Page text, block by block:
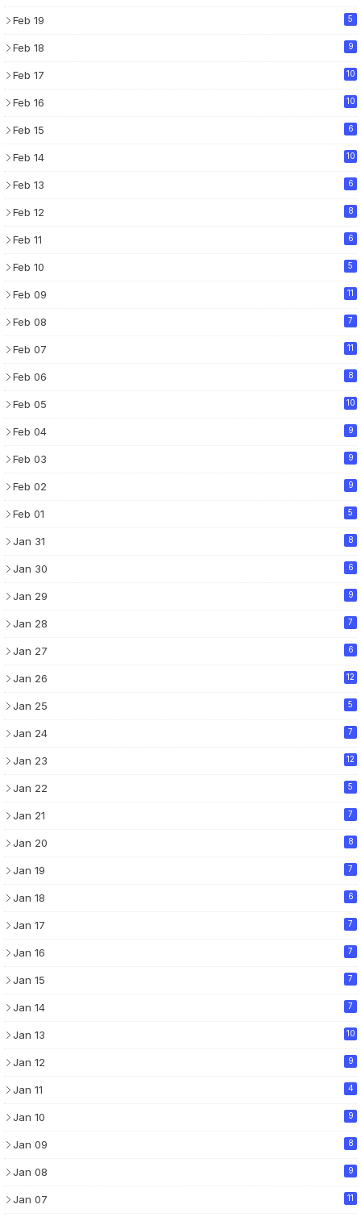
Feb 19 5
Feb 18 9
Feb 17 10
Feb 16 10
Feb 15 6
Feb 14 10
Feb 13 6
Feb 12 8
Feb 11 6
Feb 10 5
Feb 09 11
Feb 08 7
Feb 07 11
Feb 06 8
Feb 05 10
Feb 04 9
Feb 03 9
Feb 02 9
Feb 01 5
Jan 31 8
Jan 30 6
Jan 29 9
Jan 28 7
Jan 27 6
Jan 26 12
Jan 25 5
Jan 24 7
Jan 23 12
Jan 22 5
Jan 21 7
Jan 20 8
Jan 19 7
Jan 18 6
Jan 17 7
Jan 16 7
Jan 15 7
Jan 14 7
Jan 13 10
Jan 12 9
Jan 11 4
Jan 10 9
Jan 09 8
Jan 08 9
Jan 07 11